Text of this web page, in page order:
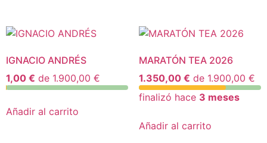
IGNACIO ANDRÉS
1,00 € de 1.900,00 €
Añadir al carrito
MARATÓN TEA 2026
1.350,00 € de 1.900,00 €
finalizó hace 3 meses
Añadir al carrito